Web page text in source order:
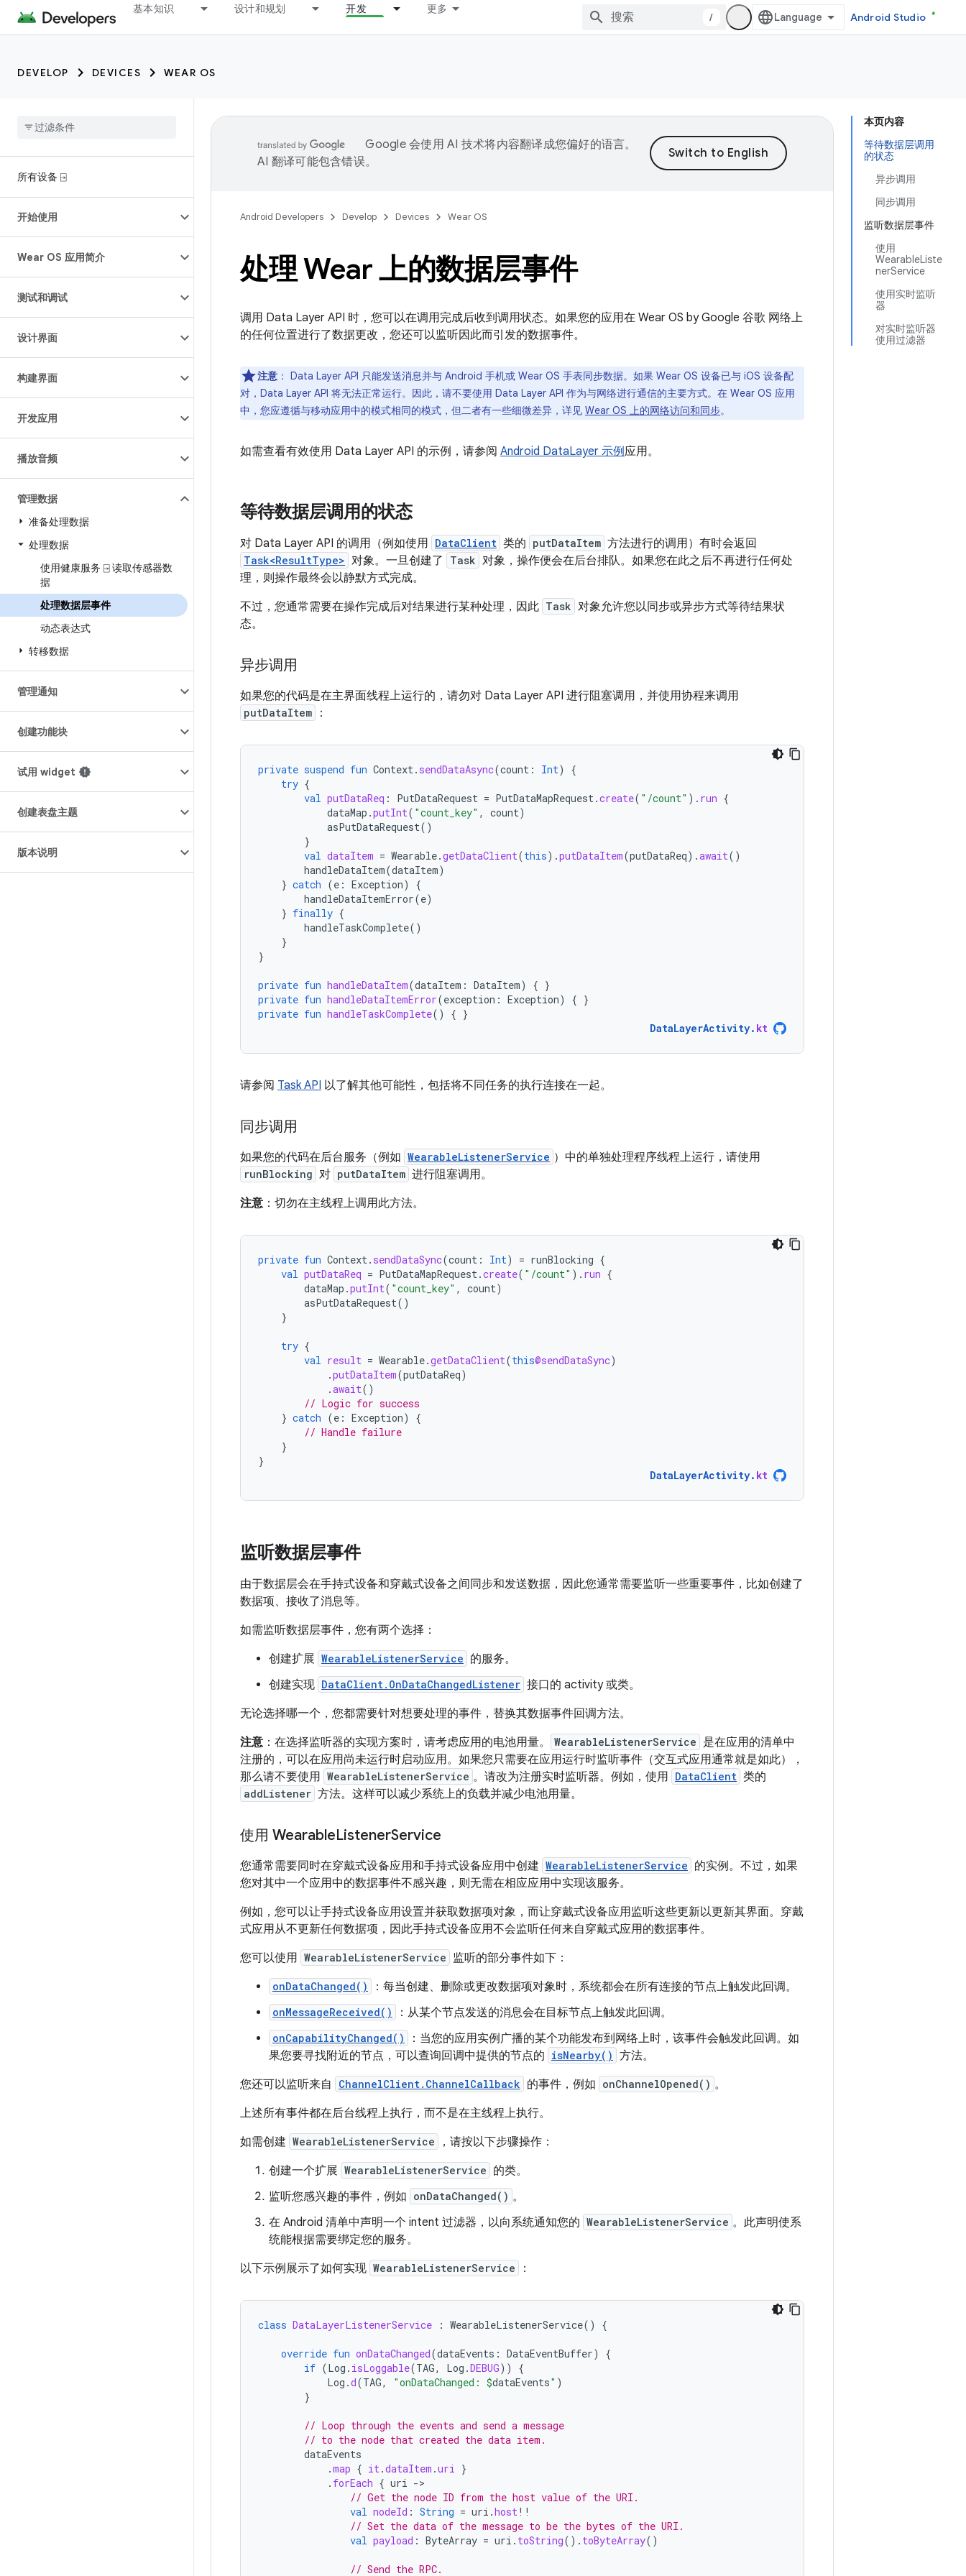
基本知识 设计和规划 开发 更多
/ Android Studio
DEVELOP DEVICES WEAR OS
所有设备 ⍈
开始使用
Wear OS 应用简介
测试和调试
设计界面
构建界面
开发应用
播放音频
管理数据
准备处理数据
处理数据
使用健康服务 ⍈ 读取传感器数
据
处理数据层事件
动态表达式
转移数据
管理通知
创建功能块
试用 widget
创建表盘主题
版本说明
本页内容
等待数据层调用
的状态
异步调用
同步调用
监听数据层事件
使用
WearableListe
nerService
使用实时监听
器
对实时监听器
使用过滤器
Google 会使用 AI 技术将内容翻译成您偏好的语言。
AI 翻译可能包含错误。
Android Developers Develop Devices Wear OS
处理 Wear 上的数据层事件
调用 Data Layer API 时，您可以在调用完成后收到调用状态。如果您的应用在 Wear OS by Google 谷歌 网络上
的任何位置进行了数据更改，您还可以监听因此而引发的数据事件。
注意 ： Data Layer API 只能发送消息并与 Android 手机或 Wear OS 手表同步数据。如果 Wear OS 设备已与 iOS 设备配
对，Data Layer API 将无法正常运行。因此，请不要使用 Data Layer API 作为与网络进行通信的主要方式。在 Wear OS 应用
中，您应遵循与移动应用中的模式相同的模式，但二者有一些细微差异，详见 Wear OS 上的网络访问和同步。
如需查看有效使用 Data Layer API 的示例，请参阅 Android DataLayer 示例应用。
等待数据层调用的状态
对 Data Layer API 的调用（例如使用 DataClient 类的 putDataItem 方法进行的调用）有时会返回
Task<ResultType> 对象。一旦创建了 Task 对象，操作便会在后台排队。如果您在此之后不再进行任何处
理，则操作最终会以静默方式完成。
不过，您通常需要在操作完成后对结果进行某种处理，因此 Task 对象允许您以同步或异步方式等待结果状
态。
异步调用
如果您的代码是在主界面线程上运行的，请勿对 Data Layer API 进行阻塞调用，并使用协程来调用
putDataItem ：
private suspend fun Context. sendDataAsync(count : Int)
{
try {
val putDataReq : PutDataRequest = PutDataMapRequest.create( "/count" ). run {
dataMap .putInt( "count_key" , count)
asPutDataRequest()
}
val dataItem = Wearable.getDataClient(this).putDataItem(putDataReq).await()
handleDataItem(dataItem)
} catch (e : Exception)
{
handleDataItemError(e)
} finally {
handleTaskComplete()
}
}
private fun handleDataItem(dataItem : DataItem) { }
private fun handleDataItemError(exception : Exception) { }
private fun handleTaskComplete() { }
DataLayerActivity. kt
请参阅 Task API 以了解其他可能性，包括将不同任务的执行连接在一起。
同步调用
如果您的代码在后台服务（例如 WearableListenerService ）中的单独处理程序线程上运行，请使用
runBlocking 对 putDataItem 进行阻塞调用。
注意：切勿在主线程上调用此方法。
private fun Context. sendDataSync(count : Int) = runBlocking {
val putDataReq = PutDataMapRequest.create( "/count" ). run {
dataMap .putInt( "count_key" , count)
asPutDataRequest()
}
try {
val result = Wearable.getDataClient(this@sendDataSync)
.putDataItem(putDataReq)
.await()
// Logic for success
} catch (e : Exception)
{
// Handle failure
}
}
DataLayerActivity. kt
监听数据层事件
由于数据层会在手持式设备和穿戴式设备之间同步和发送数据，因此您通常需要监听一些重要事件，比如创建了
数据项、接收了消息等。
如需监听数据层事件，您有两个选择：
创建扩展 WearableListenerService 的服务。
创建实现 DataClient.OnDataChangedListener 接口的 activity 或类。
无论选择哪一个，您都需要针对想要处理的事件，替换其数据事件回调方法。
注意：在选择监听器的实现方案时，请考虑应用的电池用量。 WearableListenerService 是在应用的清单中
注册的，可以在应用尚未运行时启动应用。如果您只需要在应用运行时监听事件（交互式应用通常就是如此），
那么请不要使用 WearableListenerService 。请改为注册实时监听器。例如，使用 DataClient 类的
addListener 方法。这样可以减少系统上的负载并减少电池用量。
使用 WearableListenerService
您通常需要同时在穿戴式设备应用和手持式设备应用中创建 WearableListenerService 的实例。不过，如果
您对其中一个应用中的数据事件不感兴趣，则无需在相应应用中实现该服务。
例如，您可以让手持式设备应用设置并获取数据项对象，而让穿戴式设备应用监听这些更新以更新其界面。穿戴
式应用从不更新任何数据项，因此手持式设备应用不会监听任何来自穿戴式应用的数据事件。
您可以使用 WearableListenerService 监听的部分事件如下：
onDataChanged() ：每当创建、删除或更改数据项对象时，系统都会在所有连接的节点上触发此回调。
onMessageReceived() ：从某个节点发送的消息会在目标节点上触发此回调。
onCapabilityChanged()
：当您的应用实例广播的某个功能发布到网络上时，该事件会触发此回调。如
果您要寻找附近的节点，可以查询回调中提供的节点的 isNearby() 方法。
您还可以监听来自
ChannelClient.ChannelCallback 的事件，例如 onChannelOpened() 。
上述所有事件都在后台线程上执行，而不是在主线程上执行。
如需创建 WearableListenerService
，请按以下步骤操作：
创建一个扩展 WearableListenerService 的类。
监听您感兴趣的事件，例如 onDataChanged() 。
在 Android 清单中声明一个 intent 过滤器，以向系统通知您的 WearableListenerService 。此声明使系
统能根据需要绑定您的服务。
以下示例展示了如何实现 WearableListenerService ：
class DataLayerListenerService : WearableListenerService() {
override fun onDataChanged(dataEvents : DataEventBuffer)
{
if (Log . isLoggable(TAG, Log .DEBUG))
{
Log .d(TAG, "onDataChanged: $dataEvents" )
}
// Loop through the events and send a message
// to the node that created the data item.
dataEvents
.map { it.dataItem .uri }
. forEach { uri -
// Get the node ID from the host value of the URI.
val nodeId : String = uri .host!!
// Set the data of the message to be the bytes of the URI.
val payload : ByteArray = uri . toString(). toByteArray()
// Send the RPC.